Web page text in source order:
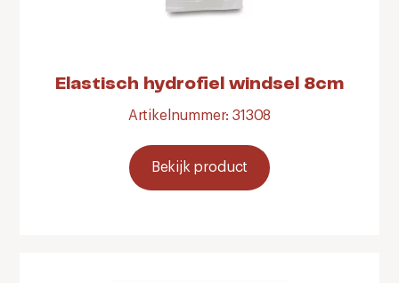
Elastisch hydrofiel windsel 8cm
Artikelnummer: 31308
Bekijk product